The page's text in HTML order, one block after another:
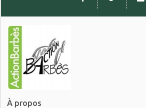
À propos